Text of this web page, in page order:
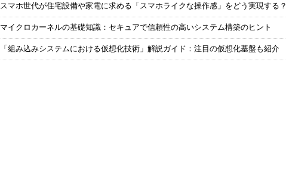
スマホ世代が住宅設備や家電に求める「スマホライクな操作感」をどう実現する？
マイクロカーネルの基礎知識：セキュアで信頼性の高いシステム構築のヒント
「組み込みシステムにおける仮想化技術」解説ガイド：注目の仮想化基盤も紹介